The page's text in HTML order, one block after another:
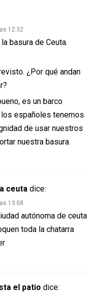
12:32
basura de Ceuta.
¿Por qué andan
es un barco
españoles tenemos
de usar nuestros
nuestra basura.
ceuta dice:
13:08
autónoma de ceuta
toda la chatarra
el patio dice: